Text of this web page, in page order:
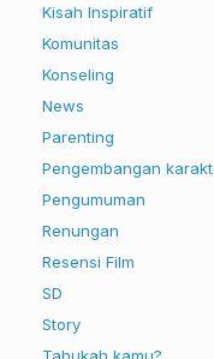
Kisah Inspiratif
Komunitas
Konseling
News
Parenting
Pengembangan
Pengumuman
Renungan
Resensi Film
SD
Story